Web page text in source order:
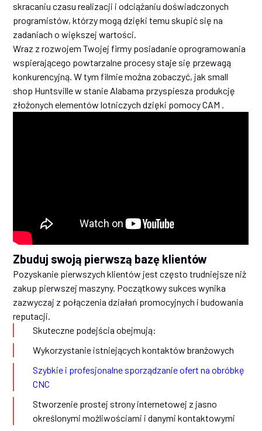
skracaniu czasu realizacji i odciążaniu doświadczonych
programistów, którzy mogą dzięki temu skupić się na
zadaniach o większej wartości.
Wraz z rozwojem Twojej firmy posiadanie oprogramowania
wspierającego powtarzalne procesy staje się przewagą
konkurencyjną. W tym filmie można zobaczyć, jak small
shop Huntsville w stanie Alabama przyspiesza produkcję
złożonych elementów lotniczych dzięki pomocy CAM .
Zbuduj swoją pierwszą bazę klientów
Pozyskanie pierwszych klientów jest często trudniejsze niż
zakup pierwszej maszyny. Początkowy sukces wynika
zazwyczaj z połączenia działań promocyjnych i budowania
reputacji.
Skuteczne podejścia obejmują:
Wykorzystanie istniejących kontaktów branżowych
Szybkie i profesjonalne sporządzanie ofert na obróbkę
CNC
Stworzenie prostej strony internetowej z jasno
określonymi możliwościami i danymi kontaktowymi